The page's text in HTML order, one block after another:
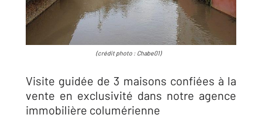
(crédit photo : Chabe01)
Visite guidée de 3 maisons confiées à la
vente en exclusivité dans notre agence
immobilière columérienne